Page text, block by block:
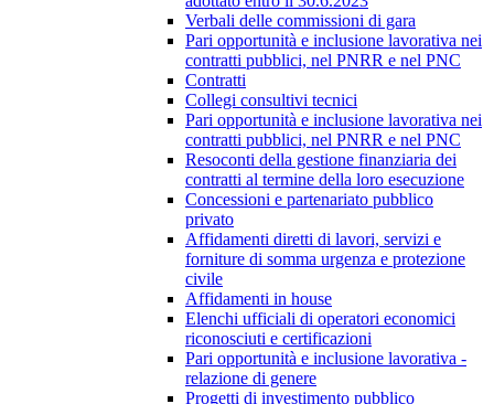
Verbali delle commissioni di gara
Pari opportunità e inclusione lavorativa nei
contratti pubblici, nel PNRR e nel PNC
Contratti
Collegi consultivi tecnici
Pari opportunità e inclusione lavorativa nei
contratti pubblici, nel PNRR e nel PNC
Resoconti della gestione finanziaria dei
contratti al termine della loro esecuzione
Concessioni e partenariato pubblico
privato
Affidamenti diretti di lavori, servizi e
forniture di somma urgenza e protezione
civile
Affidamenti in house
Elenchi ufficiali di operatori economici
riconosciuti e certificazioni
Pari opportunità e inclusione lavorativa -
relazione di genere
Progetti di investimento pubblico